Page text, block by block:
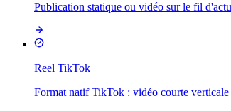
Publication statique ou vidéo sur le fil
Reel TikTok
Format natif TikTok : vidéo courte verticale